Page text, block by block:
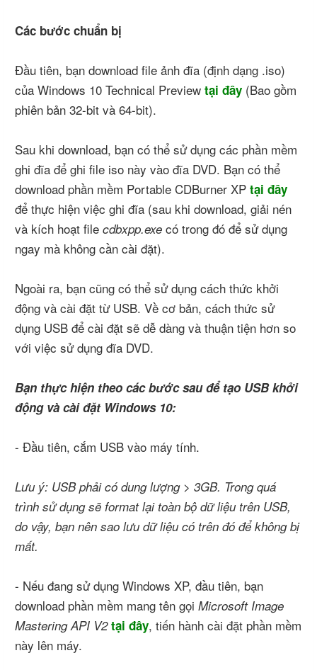
Các bước chuẩn bị
Đầu tiên, bạn download file ảnh đĩa (định dạng .iso)
của Windows 10 Technical Preview tại đây (Bao gồm
phiên bản 32-bit và 64-bit).
Sau khi download, bạn có thể sử dụng các phần mềm
ghi đĩa để ghi file iso này vào đĩa DVD. Bạn có thể
download phần mềm Portable CDBurner XP tại đây
để thực hiện việc ghi đĩa (sau khi download, giải nén
và kích hoạt file cdbxpp.exe có trong đó để sử dụng
ngay mà không cần cài đặt).
Ngoài ra, bạn cũng có thể sử dụng cách thức khởi
động và cài đặt từ USB. Về cơ bản, cách thức sử
dụng USB để cài đặt sẽ dễ dàng và thuận tiện hơn so
với việc sử dụng đĩa DVD.
Bạn thực hiện theo các bước sau để tạo USB khởi
động và cài đặt Windows 10:
- Đầu tiên, cắm USB vào máy tính.
Lưu ý: USB phải có dung lượng > 3GB. Trong quá
trình sử dụng sẽ format lại toàn bộ dữ liệu trên USB,
do vậy, bạn nên sao lưu dữ liệu có trên đó để không bị
mất.
- Nếu đang sử dụng Windows XP, đầu tiên, bạn
download phần mềm mang tên gọi Microsoft Image
Mastering API V2tại đây, tiến hành cài đặt phần mềm
này lên máy.